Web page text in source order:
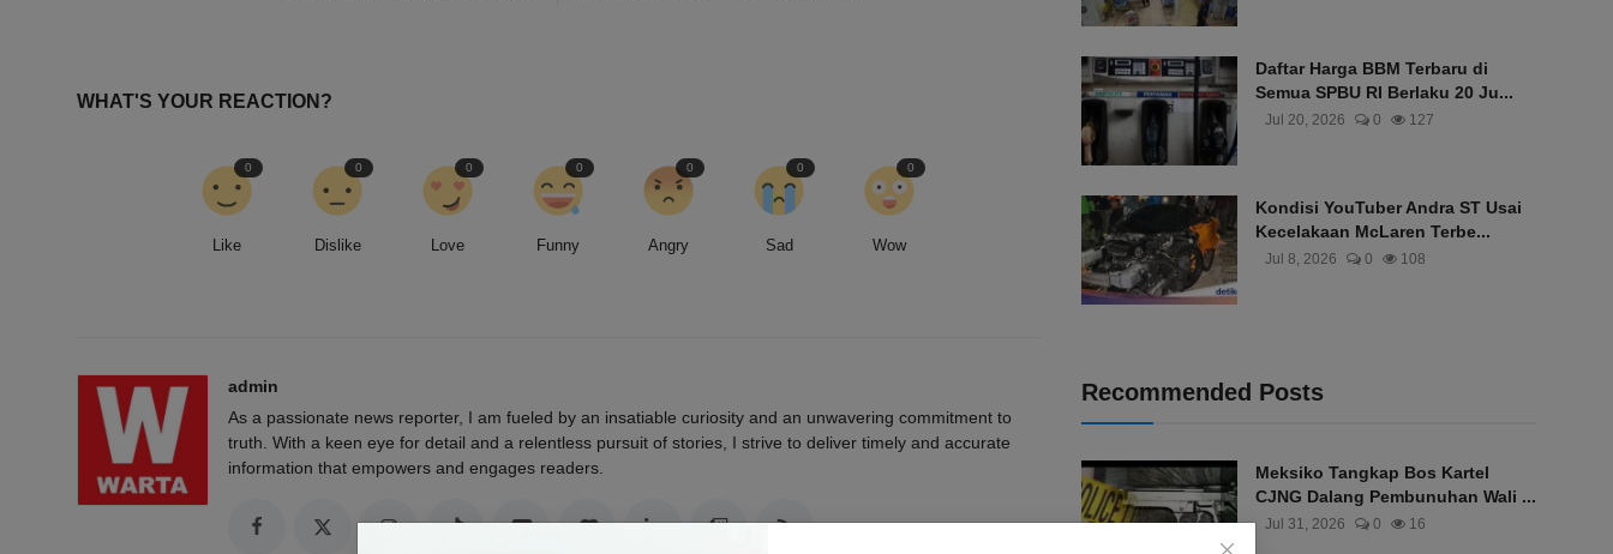
WHAT'S YOUR REACTION?
Like
0
Dislike
0
Love
0
Funny
0
Angry
0
Sad
0
Wow
0
admin
As a passionate news reporter, I am fueled by an insatiable curiosity and an unwavering commitment to
truth. With a keen eye for detail and a relentless pursuit of stories, I strive to deliver timely and accurate
information that empowers and engages readers.
Daftar Harga BBM Terbaru di
Semua SPBU RI Berlaku 20 Ju...
Jul 20, 2026 0 127
Kondisi YouTuber Andra ST Usai
Kecelakaan McLaren Terbe...
Jul 8, 2026 0 108
Recommended Posts
Meksiko Tangkap Bos Kartel
CJNG Dalang Pembunuhan Wali ...
Jul 31, 2026 0 16